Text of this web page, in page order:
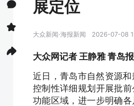
展定位
大众新闻·海报新闻 2026-07-08
大众网记者 王静雅 青岛
近日，青岛市自然资源
控制性详细规划开展批
功能区域，进一步明确